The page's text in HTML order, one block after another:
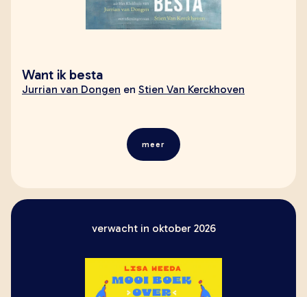
Want ik besta
Jurrian van Dongen en Stien Van Kerckhoven
meer
verwacht in oktober 2026